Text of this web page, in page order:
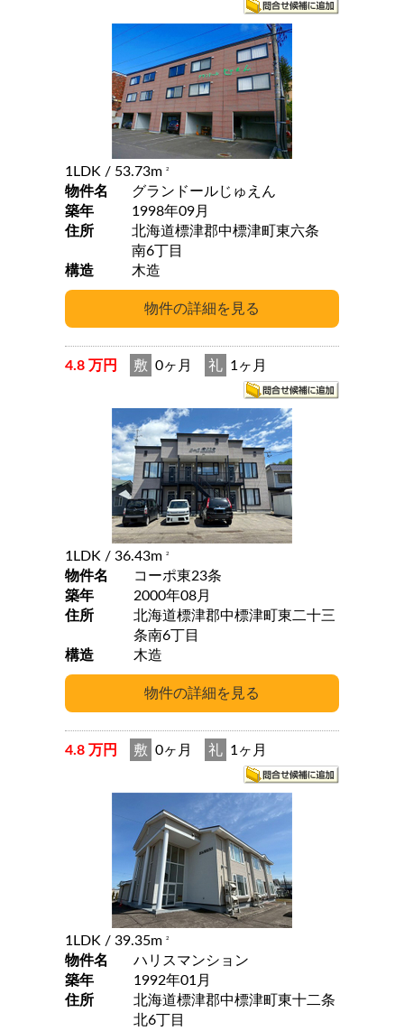
1LDK / 53.73m 2
物件名
グランドールじゅえん
築年
1998年09月
住所
北海道標津郡中標津町東六条
南6丁目
構造
木造
4.8 万円 敷 0ヶ月 礼 1ヶ月
1LDK / 36.43m 2
物件名
コーポ東23条
築年
2000年08月
住所
北海道標津郡中標津町東二十三
条南6丁目
構造
木造
4.8 万円 敷 0ヶ月 礼 1ヶ月
1LDK / 39.35m 2
物件名
ハリスマンション
築年
1992年01月
住所
北海道標津郡中標津町東十二条
北6丁目